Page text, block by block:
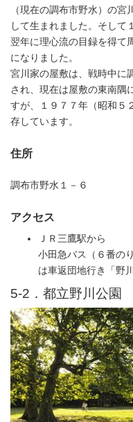
（現在の調布市野水）の
して生まれました。そして
翌年に理心流の目録を得て
になりました。
宮川家の屋敷は、戦時中に
され、現在は屋敷の東南隅
すが、１９７７年（昭和５
存しています。
住所
調布市野水１－６
アクセス
ＪＲ三鷹駅から
小田急バス（６番の
は車返団地行き「野
5-2．都立野川公園